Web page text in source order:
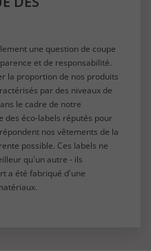
une question de coupe
et de responsabilité.
la proportion de nos produits
par des niveaux de
le cadre de notre
des éco-labels réputés pour
nos vêtements de la
possible. Ces labels ne
qu'un autre - ils
a été fabriqué d'une